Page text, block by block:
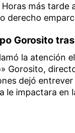
más tarde
derecho
Gorosito
la atención
Gorosito,
dejó
le impactara en